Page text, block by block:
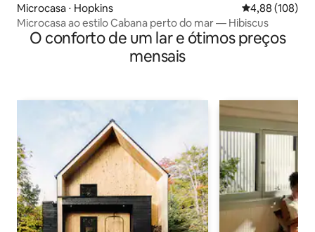
Microcasa ⋅ Hopkins 4,88 de uma
4,88 (108)
Microcasa ao estilo Cabana perto do mar — Hibiscus
O conforto de um lar e ótimos preços
mensais